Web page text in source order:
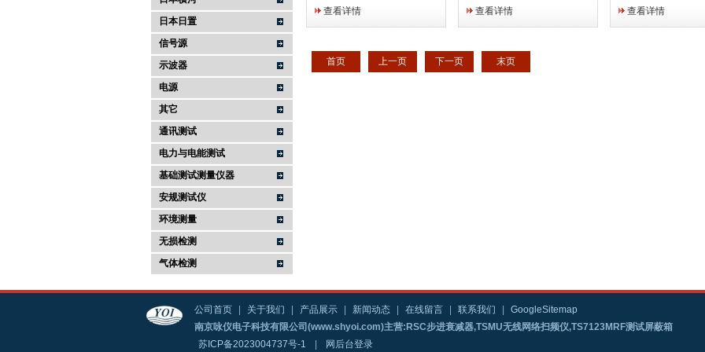
日本日置
信号源
示波器
电源
其它
通讯测试
电力与电能测试
基础测试测量仪器
安规测试仪
环境测量
无损检测
气体检测
数字的操作控制，大屏幕加上
设定，智能型风扇等显著优点
不胜枚举、...
查看详情
和负载免受意外的损坏。
查看详情
态响应特性能够防止
查看详情
首页 上一页 下一页 末页
公司首页 关于我们 产品展示 新闻动态 在线留言 联系我们
GoogleSitemap
南京咏仪电子科技有限公司(www.shyoi.com)主营:RSC步进衰减器,TSMU无线网络扫频仪,TS7123MRF测试屏蔽箱
苏ICP备2023004737号-1
网后台登录